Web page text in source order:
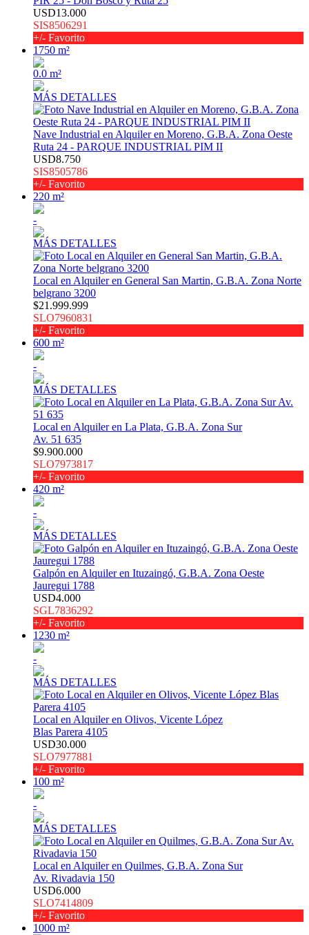
USD13.000
SIS8506291
+/- Favorito
1750 m²
0.0 m²
MÁS DETALLES
Nave Industrial en Alquiler en Moreno, G.B.A. Zona Oeste
Ruta 24 - PARQUE INDUSTRIAL PIM II
USD8.750
SIS8505786
+/- Favorito
220 m²
-
MÁS DETALLES
Local en Alquiler en General San Martin, G.B.A. Zona Norte
belgrano 3200
$21.999.999
SLO7960831
+/- Favorito
600 m²
-
MÁS DETALLES
Local en Alquiler en La Plata, G.B.A. Zona Sur
Av. 51 635
$9.900.000
SLO7973817
+/- Favorito
420 m²
-
MÁS DETALLES
Galpón en Alquiler en Ituzaingó, G.B.A. Zona Oeste
Jauregui 1788
USD4.000
SGL7836292
+/- Favorito
1230 m²
-
MÁS DETALLES
Local en Alquiler en Olivos, Vicente López
Blas Parera 4105
USD30.000
SLO7977881
+/- Favorito
100 m²
-
MÁS DETALLES
Local en Alquiler en Quilmes, G.B.A. Zona Sur
Av. Rivadavia 150
USD6.000
SLO7414809
+/- Favorito
1000 m²